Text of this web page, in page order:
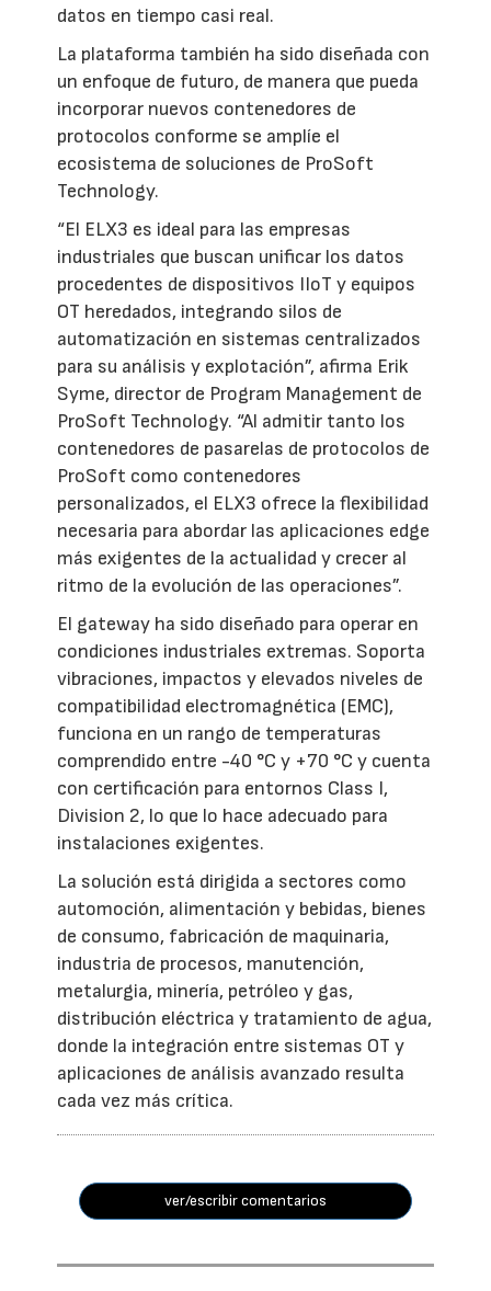
datos en tiempo casi real.
La plataforma también ha sido diseñada con
un enfoque de futuro, de manera que pueda
incorporar nuevos contenedores de
protocolos conforme se amplíe el
ecosistema de soluciones de ProSoft
Technology.
“El ELX3 es ideal para las empresas
industriales que buscan unificar los datos
procedentes de dispositivos IIoT y equipos
OT heredados, integrando silos de
automatización en sistemas centralizados
para su análisis y explotación”, afirma Erik
Syme, director de Program Management de
ProSoft Technology. “Al admitir tanto los
contenedores de pasarelas de protocolos de
ProSoft como contenedores
personalizados, el ELX3 ofrece la flexibilidad
necesaria para abordar las aplicaciones edge
más exigentes de la actualidad y crecer al
ritmo de la evolución de las operaciones”.
El gateway ha sido diseñado para operar en
condiciones industriales extremas. Soporta
vibraciones, impactos y elevados niveles de
compatibilidad electromagnética (EMC),
funciona en un rango de temperaturas
comprendido entre -40 °C y +70 °C y cuenta
con certificación para entornos Class I,
Division 2, lo que lo hace adecuado para
instalaciones exigentes.
La solución está dirigida a sectores como
automoción, alimentación y bebidas, bienes
de consumo, fabricación de maquinaria,
industria de procesos, manutención,
metalurgia, minería, petróleo y gas,
distribución eléctrica y tratamiento de agua,
donde la integración entre sistemas OT y
aplicaciones de análisis avanzado resulta
cada vez más crítica.
ver/escribir comentarios